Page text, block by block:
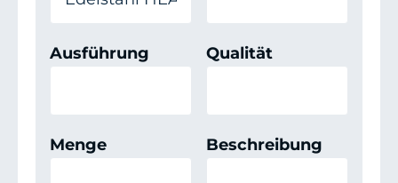
Ausführung Qualität
Menge Beschreibung